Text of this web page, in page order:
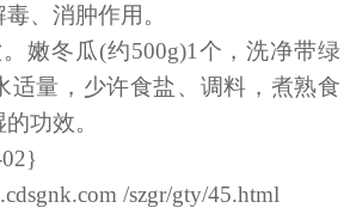
、消肿作用。
冬瓜(约500g)1个，洗净带绿
适量，少许食盐、调料，煮熟食
功效。
/szgr/gty/45.html